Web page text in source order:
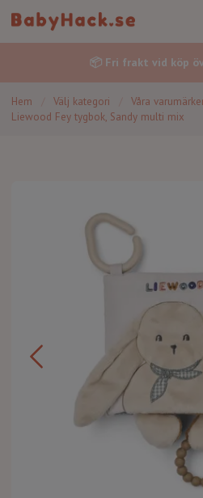
📦 Fri frakt vid köp
Hem Välj kategori Våra
Liewood Fey tygbok, Sandy multi mix